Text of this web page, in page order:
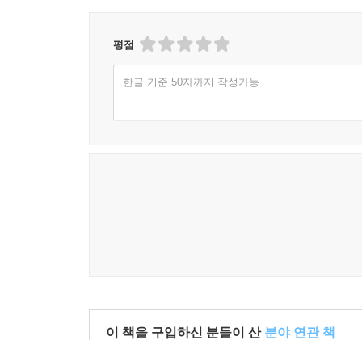
Chapter 08 교류 신호의 기본 이론
2. 비정현파
4. 커패시터의 충방전
5. 커패시터의 전력
평점
한글 기준 50자까지 작성가능
이 책을 구입하신 분들이 산 분야 연관 책